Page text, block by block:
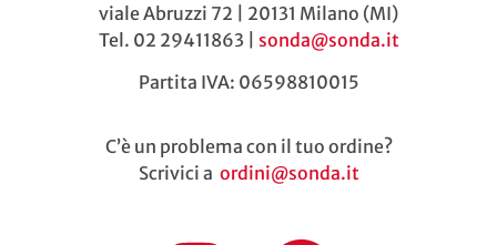
viale Abruzzi 72 | 20131 Milano (MI)
Tel. 02 29411863 | sonda@sonda.it
Partita IVA: 06598810015
C’è un problema con il tuo ordine?
Scrivici a ordini@sonda.it